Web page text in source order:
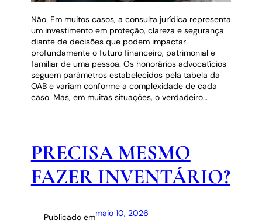
Não. Em muitos casos, a consulta jurídica representa
um investimento em proteção, clareza e segurança
diante de decisões que podem impactar
profundamente o futuro financeiro, patrimonial e
familiar de uma pessoa. Os honorários advocatícios
seguem parâmetros estabelecidos pela tabela da
OAB e variam conforme a complexidade de cada
caso. Mas, em muitas situações, o verdadeiro…
PRECISA MESMO
FAZER INVENTÁRIO?
Publicado emmaio 10, 2026